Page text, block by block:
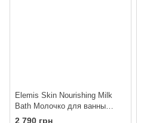
Elemis Skin Nourishing Milk
Bath Молочко для ванны
Протеины-Минералы
2 790 грн